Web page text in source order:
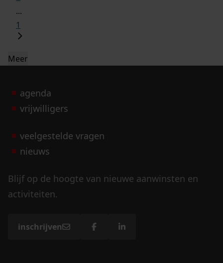
...
1
Meer
agenda
vrijwilligers
veelgestelde vragen
nieuws
Blijf op de hoogte van nieuwe aanwinsten en
activiteiten.
inschrijven